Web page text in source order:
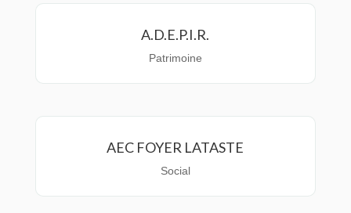
A.D.E.P.I.R.
Patrimoine
AEC FOYER LATASTE
Social